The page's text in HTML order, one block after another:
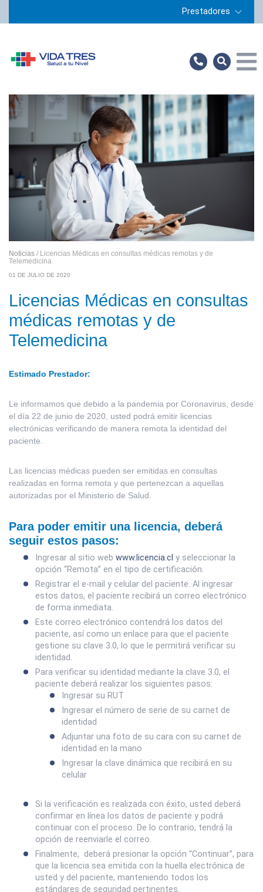
Prestadores
Servicios
Sucursales
Noticias
Contacto
Noticias / Licencias Médicas en consultas médicas remotas y de
Telemedicina
01 DE JULIO DE 2020
Licencias Médicas en consultas
médicas remotas y de
Telemedicina
Estimado Prestador:
Le informamos que debido a la pandemia por Coronavirus, desde
el día 22 de junio de 2020, usted podrá emitir licencias
electrónicas verificando de manera remota la identidad del
paciente.
Las licencias médicas pueden ser emitidas en consultas
realizadas en forma remota y que pertenezcan a aquellas
autorizadas por el Ministerio de Salud.
Para poder emitir una licencia, deberá
seguir estos pasos:
Ingresar al sitio web www.licencia.cl y seleccionar la
opción “Remota” en el tipo de certificación.
Registrar el e-mail y celular del paciente. Al ingresar
estos datos, el paciente recibirá un correo electrónico
de forma inmediata.
Este correo electrónico contendrá los datos del
paciente, así como un enlace para que el paciente
gestione su clave 3.0, lo que le permitirá verificar su
identidad.
Para verificar su identidad mediante la clave 3.0, el
paciente deberá realizar los siguientes pasos:
Ingresar su RUT
Ingresar el número de serie de su carnet de
identidad
Adjuntar una foto de su cara con su carnet de
identidad en la mano
Ingresar la clave dinámica que recibirá en su
celular
Si la verificación es realizada con éxito, usted deberá
confirmar en línea los datos de paciente y podrá
continuar con el proceso. De lo contrario, tendrá la
opción de reenviarle el correo.
Finalmente, deberá presionar la opción “Continuar”, para
que la licencia sea emitida con la huella electrónica de
usted y del paciente, manteniendo todos los
estándares de seguridad pertinentes.